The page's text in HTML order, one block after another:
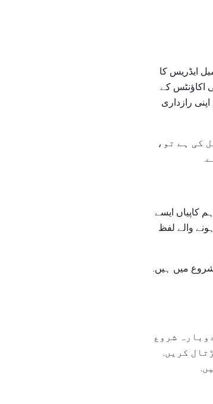
ایڈریس کا
اکاؤنٹس کے
رازداری
کی ہے تو،
کاپیاں ایسے
والے لفظ
میں ہیں.
شروع
کریں.